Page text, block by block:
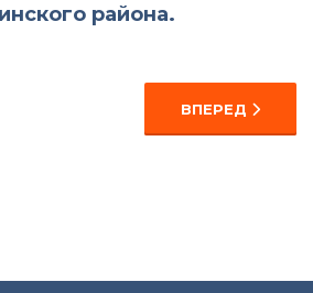
района.
АПРЕЛЯ У НАС В ГОСТЯХ НА
СЛЕДУЮЩИЙ:
ВПЕРЕД